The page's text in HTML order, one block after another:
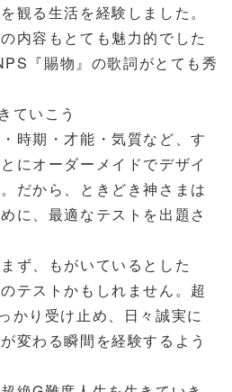
観る生活を経験しました。
内容もとても魅力的でした
『賜物』の歌詞がとても秀
ていこう
時期・才能・気質など、す
にオーダーメイドでデザイ
だから、ときどき神さまは
に、最適なテストを出題さ
ず、もがいているとした
テストかもしれません。超
かり受け止め、日々誠実に
変わる瞬間を経験するよう